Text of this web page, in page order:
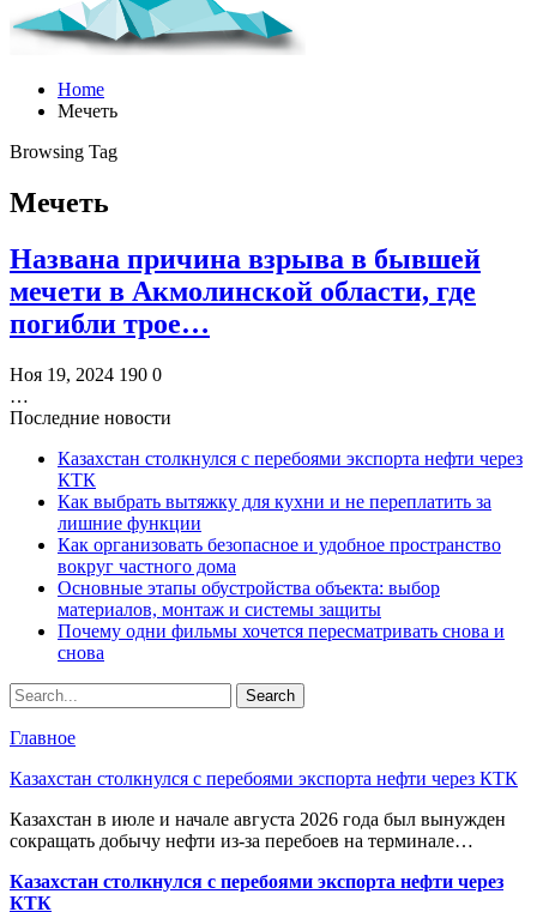
Home
Мечеть
Browsing Tag
Мечеть
Названа причина взрыва в бывшей
мечети в Акмолинской области, где
погибли трое…
Ноя 19, 2024 190 0
…
Последние новости
Казахстан столкнулся с перебоями экспорта нефти через
КТК
Как выбрать вытяжку для кухни и не переплатить за
лишние функции
Как организовать безопасное и удобное пространство
вокруг частного дома
Основные этапы обустройства объекта: выбор
материалов, монтаж и системы защиты
Почему одни фильмы хочется пересматривать снова и
снова
Главное
Казахстан столкнулся с перебоями экспорта нефти через КТК
Казахстан в июле и начале августа 2026 года был вынужден
сокращать добычу нефти из-за перебоев на терминале…
Казахстан столкнулся с перебоями экспорта нефти через
КТК